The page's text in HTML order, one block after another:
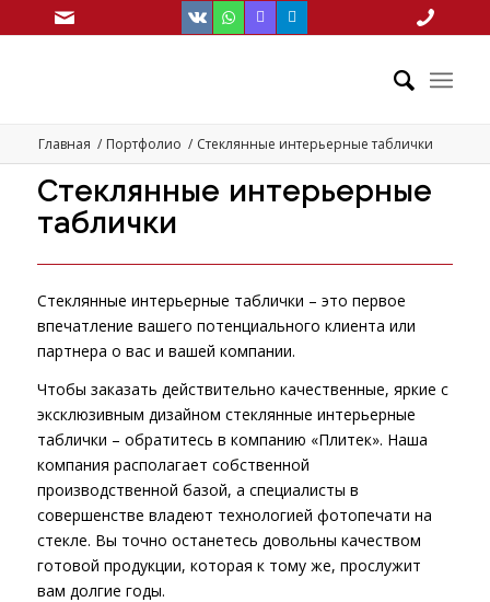
Главная / Портфолио / Стеклянные интерьерные таблички
Стеклянные интерьерные
таблички
Стеклянные интерьерные таблички – это первое
впечатление вашего потенциального клиента или
партнера о вас и вашей компании.
Чтобы заказать действительно качественные, яркие с
эксклюзивным дизайном стеклянные интерьерные
таблички – обратитесь в компанию «Плитек». Наша
компания располагает собственной
производственной базой, а специалисты в
совершенстве владеют технологией фотопечати на
стекле. Вы точно останетесь довольны качеством
готовой продукции, которая к тому же, прослужит
вам долгие годы.